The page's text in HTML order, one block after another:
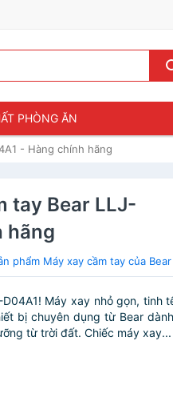
PHÒNG ĂN
- Hàng chính hãng
tay Bear LLJ-
hãng
phẩm Máy xay cầm tay của Bear
Máy xay nhỏ gọn, tinh
bị chuyên dụng từ Bear
từ trời đất. Chiếc máy xay...